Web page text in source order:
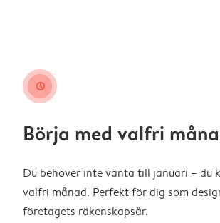
clock
Börja med valfri
Du behöver inte vänta till januari – du
valfri månad. Perfekt för dig som
företagets räkenskapsår.